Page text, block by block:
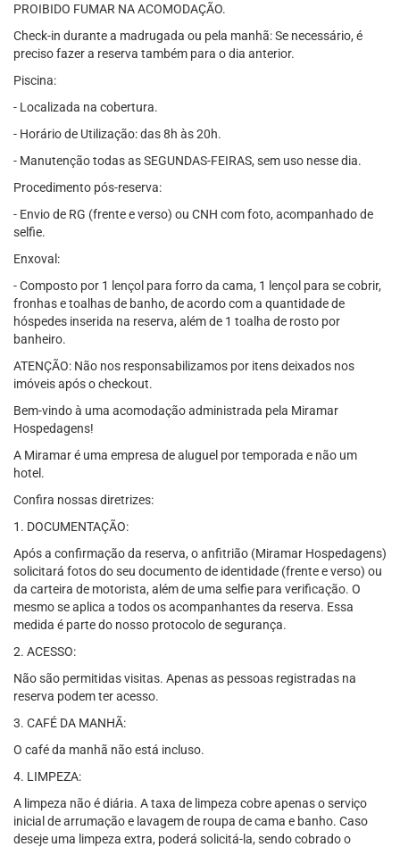
PROIBIDO FUMAR NA ACOMODAÇÃO.
Check-in durante a madrugada ou pela manhã: Se necessário, é
preciso fazer a reserva também para o dia anterior.
Piscina:
- Localizada na cobertura.
- Horário de Utilização: das 8h às 20h.
- Manutenção todas as SEGUNDAS-FEIRAS, sem uso nesse dia.
Procedimento pós-reserva:
- Envio de RG (frente e verso) ou CNH com foto, acompanhado de
selfie.
Enxoval:
- Composto por 1 lençol para forro da cama, 1 lençol para se cobrir,
fronhas e toalhas de banho, de acordo com a quantidade de
hóspedes inserida na reserva, além de 1 toalha de rosto por
banheiro.
ATENÇÃO: Não nos responsabilizamos por itens deixados nos
imóveis após o checkout.
Bem-vindo à uma acomodação administrada pela Miramar
Hospedagens!
A Miramar é uma empresa de aluguel por temporada e não um
hotel.
Confira nossas diretrizes:
1. DOCUMENTAÇÃO:
Após a confirmação da reserva, o anfitrião (Miramar Hospedagens)
solicitará fotos do seu documento de identidade (frente e verso) ou
da carteira de motorista, além de uma selfie para verificação. O
mesmo se aplica a todos os acompanhantes da reserva. Essa
medida é parte do nosso protocolo de segurança.
2. ACESSO:
Não são permitidas visitas. Apenas as pessoas registradas na
reserva podem ter acesso.
3. CAFÉ DA MANHÃ:
O café da manhã não está incluso.
4. LIMPEZA:
A limpeza não é diária. A taxa de limpeza cobre apenas o serviço
inicial de arrumação e lavagem de roupa de cama e banho. Caso
deseje uma limpeza extra, poderá solicitá-la, sendo cobrado o